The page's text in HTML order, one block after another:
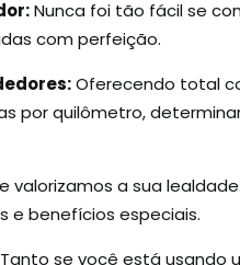
Nunca foi tão fácil se
com perfeição.
Oferecendo total
por quilômetro,
valorizamos a sua
e benefícios especiais.
se você está usando